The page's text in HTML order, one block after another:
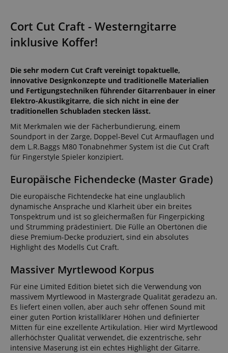
Cort Cut Craft - Westerngitarre
inklusive Koffer!
Die sehr modern Cut Craft vereinigt topaktuelle,
innovative Designkonzepte und traditionelle Materialien
und Fertigungstechniken führender Gitarrenbauer in einer
Elektro-Akustikgitarre, die sich nicht in eine der
traditionellen Schubladen stecken lässt.
Mit Merkmalen wie der Fächerbundierung, einem
Soundport in der Zarge, Doppel-Bevel Cut Armauflagen und
dem L.R.Baggs M80 Tonabnehmer System ist die Cut Craft
für Fingerstyle Spieler konzipiert.
Europäische Fichendecke (Master Grade)
Die europäische Fichtendecke hat eine unglaublich
dynamische Ansprache und Klarheit über ein breites
Tonspektrum und ist so gleichermaßen für Fingerpicking
und Strumming prädestiniert. Die Fülle an Obertönen die
diese Premium-Decke produziert, sind ein absolutes
Highlight des Modells Cut Craft.
Massiver Myrtlewood Korpus
Für eine Limited Edition bietet sich die Verwendung von
massivem Myrtlewood in Mastergrade Qualität geradezu an.
Es liefert einen vollen, aber auch sehr offenen Sound mit
einer guten Portion kristallklarer Höhen und definierter
Mitten für eine exzellente Artikulation. Hier wird Myrtlewood
allerhöchster Qualität verwendet, die exzentrische, sehr
intensive Maserung ist ein echtes Highlight der Gitarre.